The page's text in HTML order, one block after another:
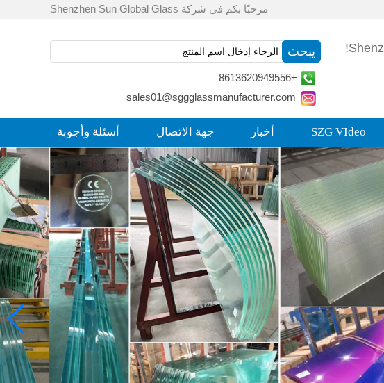
مرحبًا بكم في شركة Shenzhen Sun Global Glass
+8613620949556
sales01@sggglassmanufacturer.com
SZG VIdeo أخبار جهة الاتصال أسئلة وأجوبة